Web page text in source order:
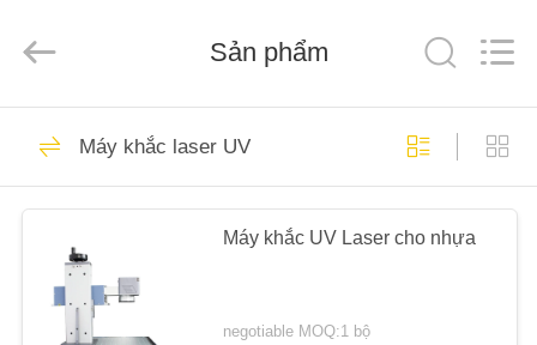
TRANG
CHỦ
CÁC
SẢN
PHẨM
Enterprise
Management
Máy đánh dấu sợi
Sản phẩm
Máy khắc laser UV
Máy khắc UV Laser cho nhựa
negotiable MOQ:1 bộ